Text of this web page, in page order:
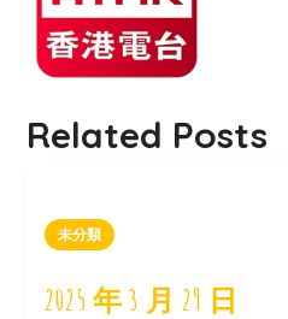
Related Posts
未分類
2025 年 3 月 29 日